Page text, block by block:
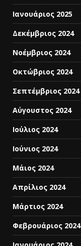
Ιανουάριος 2025
Δεκέμβριος 2024
Νοέμβριος 2024
Οκτώβριος 2024
Σεπτέμβριος 2024
Αύγουστος 2024
Ιούλιος 2024
Ιούνιος 2024
Μάιος 2024
Απρίλιος 2024
Μάρτιος 2024
Φεβρουάριος 2024